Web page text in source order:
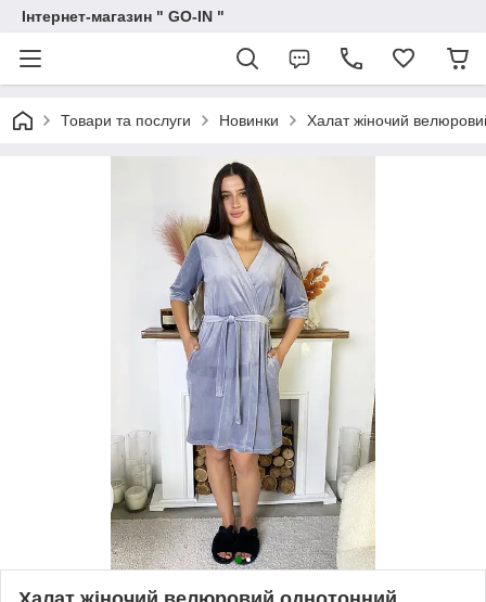
Інтернет-магазин " GO-IN "
Товари та послуги Новинки Халат жіночий